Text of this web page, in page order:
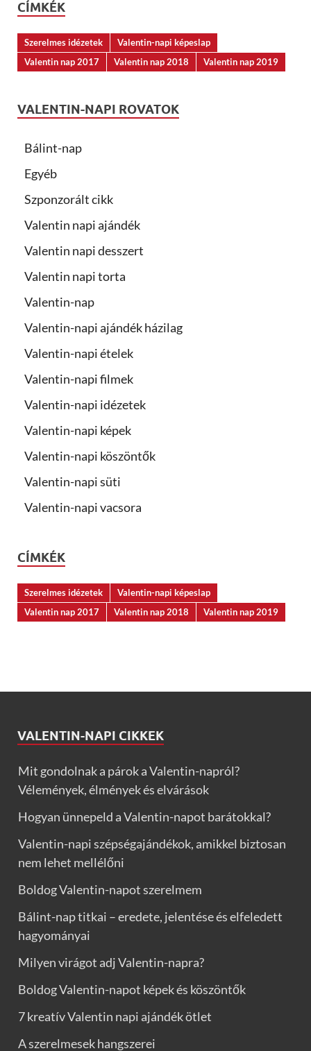
CÍMKÉK
Szerelmes idézetek
Valentin-napi képeslap
Valentin nap 2017
Valentin nap 2018 Valentin nap 2019
VALENTIN-NAPI ROVATOK
Bálint-nap
Egyéb
Szponzorált cikk
Valentin napi ajándék
Valentin napi desszert
Valentin napi torta
Valentin-nap
Valentin-napi ajándék házilag
Valentin-napi ételek
Valentin-napi filmek
Valentin-napi idézetek
Valentin-napi képek
Valentin-napi köszöntők
Valentin-napi süti
Valentin-napi vacsora
CÍMKÉK
Szerelmes idézetek
Valentin-napi képeslap
Valentin nap 2017
Valentin nap 2018 Valentin nap 2019
VALENTIN-NAPI CIKKEK
Mit gondolnak a párok a Valentin-napról?
Vélemények, élmények és elvárások
Hogyan ünnepeld a Valentin-napot barátokkal?
Valentin-napi szépségajándékok, amikkel biztosan
nem lehet mellélőni
Boldog Valentin-napot szerelmem
Bálint-nap titkai – eredete, jelentése és elfeledett
hagyományai
Milyen virágot adj Valentin-napra?
Boldog Valentin-napot képek és köszöntők
7 kreatív Valentin napi ajándék ötlet
A szerelmesek hangszerei